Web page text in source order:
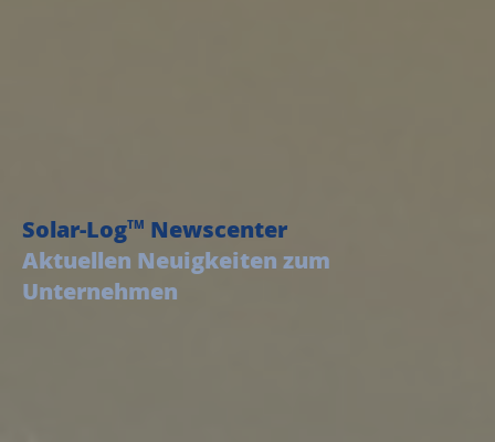
Solar-LogTM Newscenter
Aktuellen Neuigkeiten zum
Unternehmen